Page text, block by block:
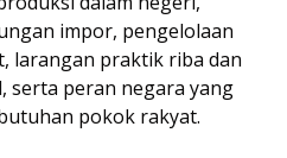
impor, pengelolaan
larangan praktik riba dan
serta peran negara yang
pokok rakyat.